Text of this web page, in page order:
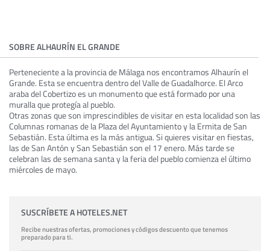
SOBRE ALHAURÍN EL GRANDE
Perteneciente a la provincia de Málaga nos encontramos Alhaurín el
Grande. Esta se encuentra dentro del Valle de Guadalhorce. El Arco
araba del Cobertizo es un monumento que está formado por una
muralla que protegía al pueblo.
Otras zonas que son imprescindibles de visitar en esta localidad son las
Columnas romanas de la Plaza del Ayuntamiento y la Ermita de San
Sebastián. Esta última es la más antigua. Si quieres visitar en fiestas,
las de San Antón y San Sebastián son el 17 enero. Más tarde se
celebran las de semana santa y la feria del pueblo comienza el último
miércoles de mayo.
SUSCRÍBETE A HOTELES.NET
Recibe nuestras ofertas, promociones y códigos descuento que tenemos
preparado para ti.